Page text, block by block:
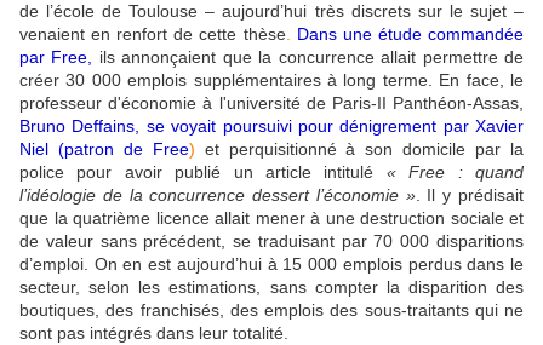
de l’école de Toulouse – aujourd’hui très discrets sur le sujet –
venaient en renfort de cette thèse. Dans une étude commandée
par Free, ils annonçaient que la concurrence allait permettre de
créer 30 000 emplois supplémentaires à long terme. En face, le
professeur d'économie à l'université de Paris-II Panthéon-Assas,
Bruno Deffains, se voyait poursuivi pour dénigrement par Xavier
Niel (patron de Free) et perquisitionné à son domicile par la
police pour avoir publié un article intitulé « Free : quand
l’idéologie de la concurrence dessert l’économie ». Il y prédisait
que la quatrième licence allait mener à une destruction sociale et
de valeur sans précédent, se traduisant par 70 000 disparitions
d’emploi. On en est aujourd’hui à 15 000 emplois perdus dans le
secteur, selon les estimations, sans compter la disparition des
boutiques, des franchisés, des emplois des sous-traitants qui ne
sont pas intégrés dans leur totalité.